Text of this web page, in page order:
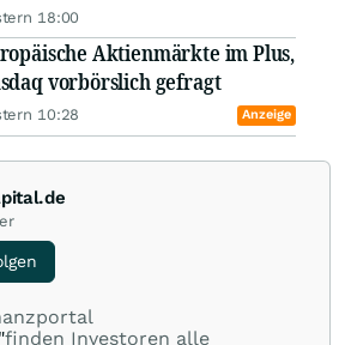
18:00
Aktienmärkte im Plus,
vorbörslich gefragt
10:28 Anzeige
finden Investoren alle